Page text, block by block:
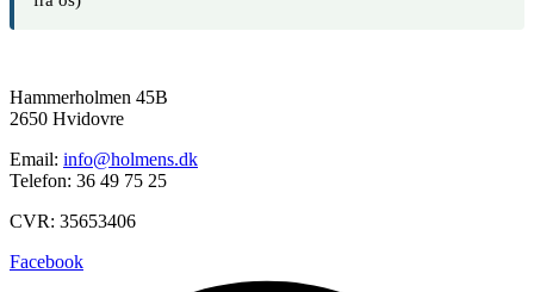
Hammerholmen 45B
2650 Hvidovre
Email: info@holmens.dk
Telefon: 36 49 75 25
CVR: 35653406
Facebook